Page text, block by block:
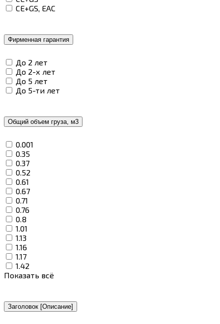
CE+GS, EAC
Фирменная гарантия
До 2 лет
До 2-х лет
До 5 лет
До 5-ти лет
Общий объем груза, м3
0.001
0.35
0.37
0.52
0.61
0.67
0.71
0.76
0.8
1.01
1.13
1.16
1.17
1.42
Показать всё
Заголовок [Описание]